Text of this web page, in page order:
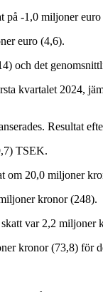
på -1,0 miljoner
euro (4,6).
och det
kvartalet 2024,
Resultat
TSEK.
om 20,0 miljoner
kronor (248).
var 2,2
kronor (73,8) för